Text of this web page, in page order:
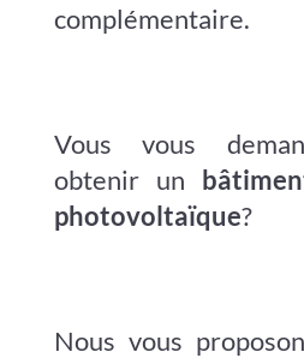
complémentaire.
Vous vous
obtenir un
photovoltaïque?
Nous vous